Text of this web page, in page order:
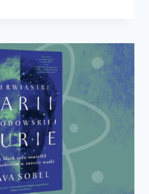
PREMIERA
PATRONATU